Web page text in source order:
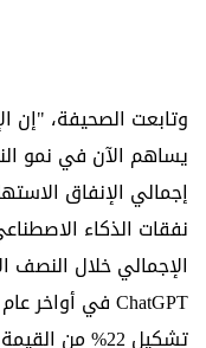
وتابعت الصحيفة، "إن
يساهم الآن في نمو
إجمالي الإنفاق